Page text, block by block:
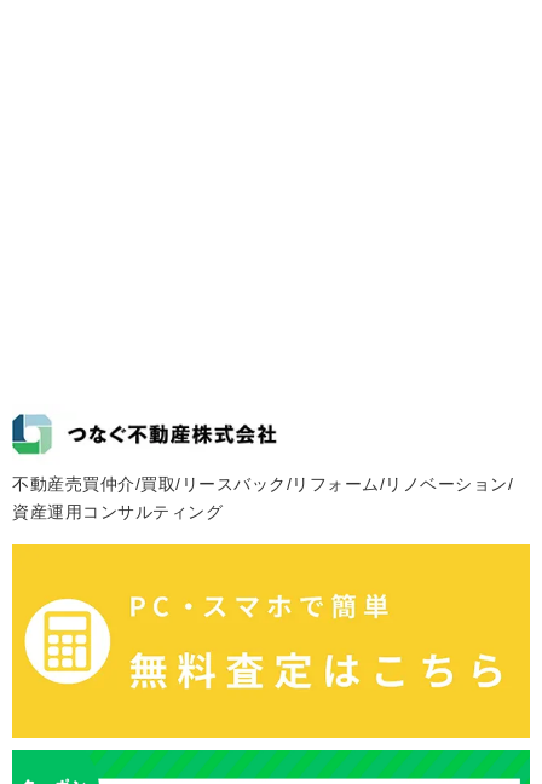
不動産売買仲介/買取/リースバック/リフォーム/リノベーション/
資産運用コンサルティング